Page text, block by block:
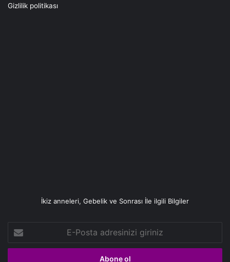
Gizlilik politikası
İkiz anneleri, Gebelik ve Sonrası İle ilgili Bilgiler
Posta
adresinizi